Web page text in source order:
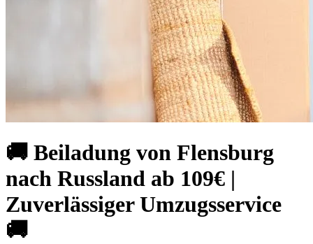
🚚 Beiladung von Flensburg
nach Russland ab 109€ |
Zuverlässiger Umzugsservice
🚚